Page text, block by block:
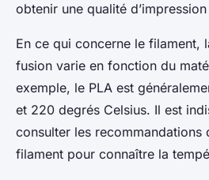
obtenir une qualité
En ce qui concerne le filament,
fusion varie en fonction du
exemple, le PLA est
et 220 degrés Celsius. Il est
consulter les
filament pour connaître la